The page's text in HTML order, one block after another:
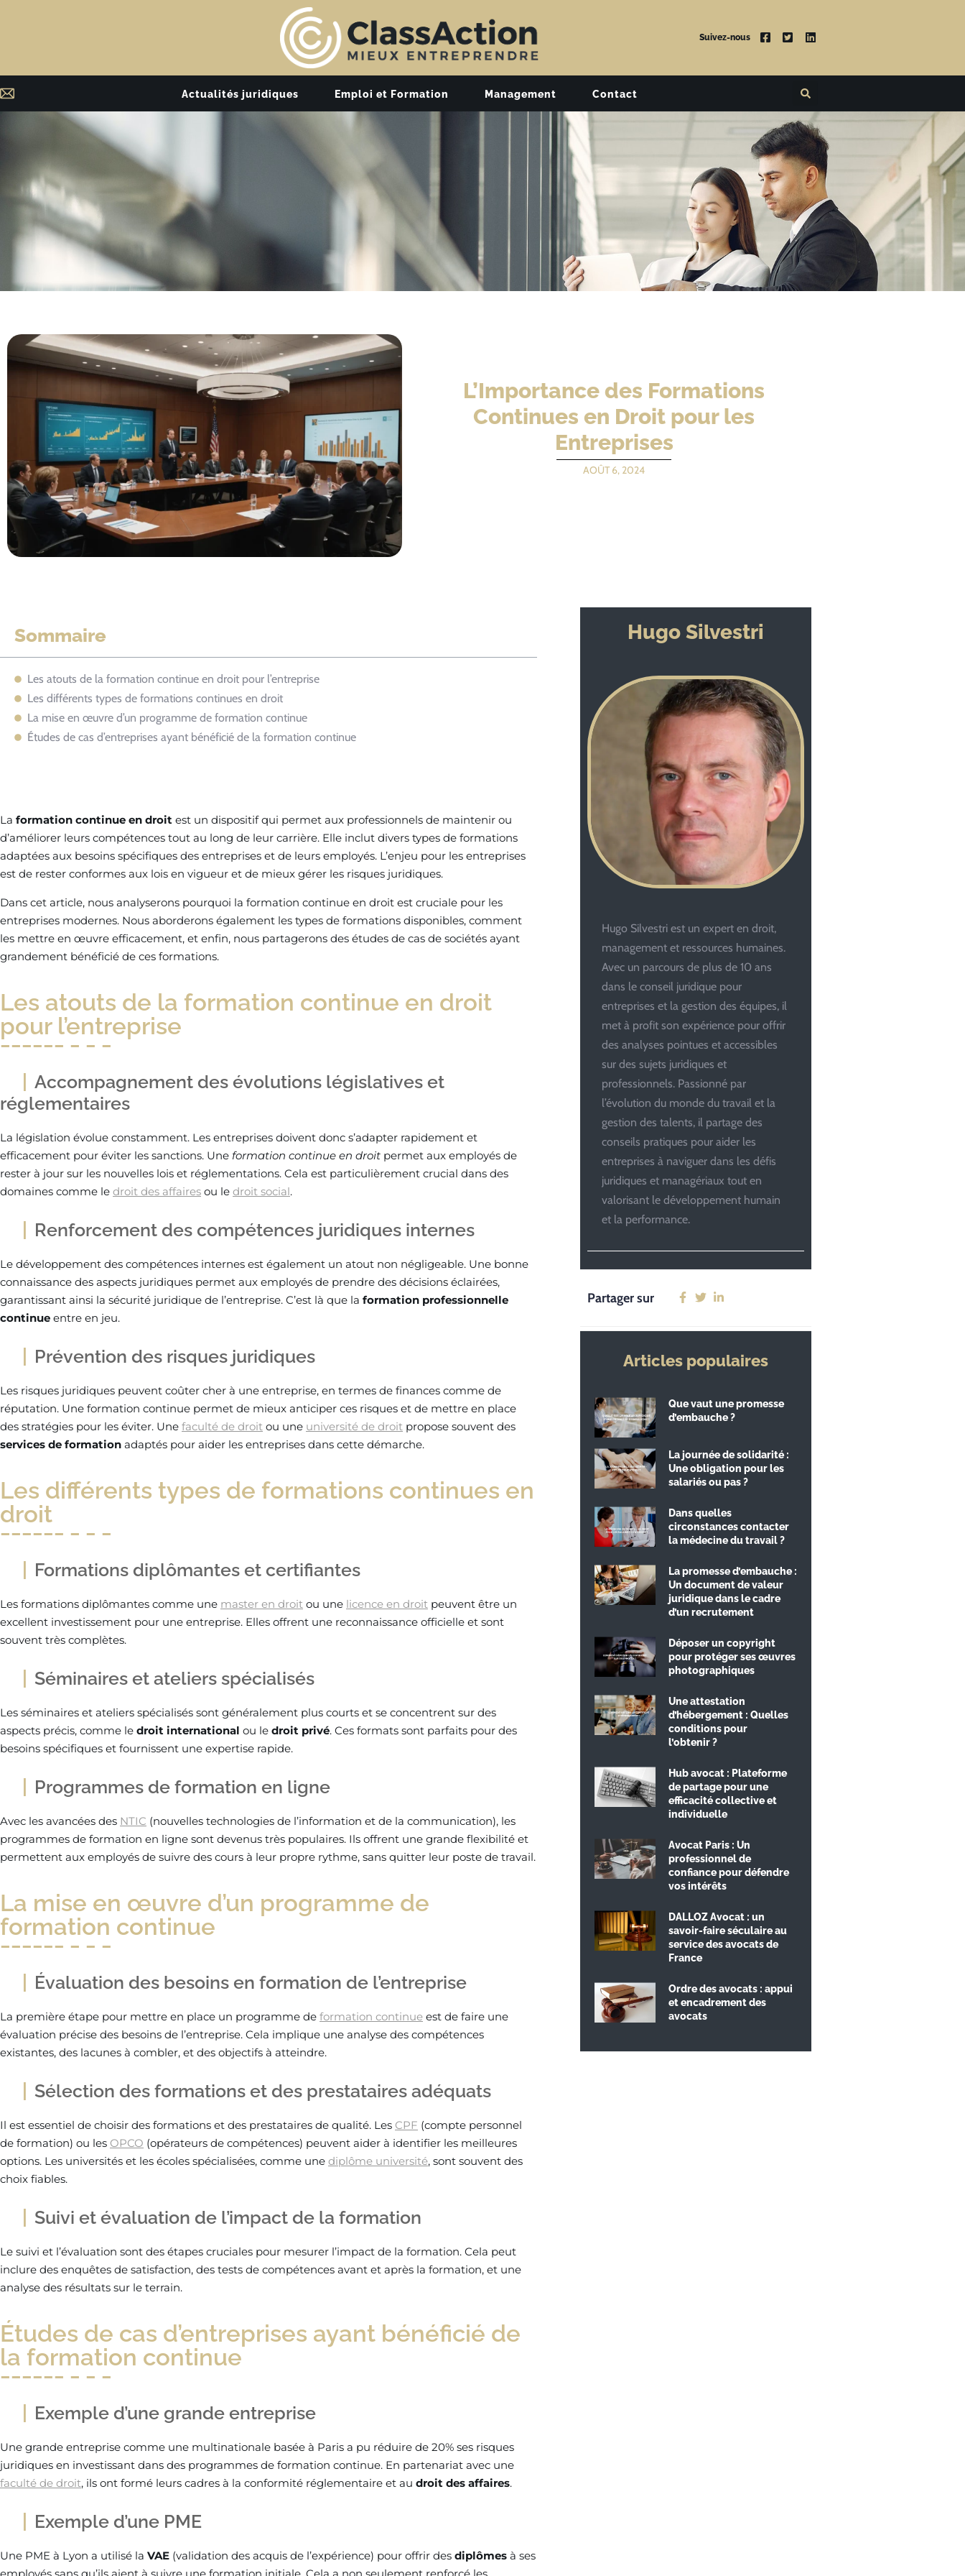
Suivez-nous
Actualités juridiques Emploi et Formation Management Contact
L’Importance des Formations
Continues en Droit pour les
Entreprises
AOÛT 6, 2024
Sommaire
Les atouts de la formation continue en droit pour l’entreprise
Les différents types de formations continues en droit
La mise en œuvre d’un programme de formation continue
Études de cas d’entreprises ayant bénéficié de la formation continue
La formation continue en droit est un dispositif qui permet aux professionnels de maintenir ou
d’améliorer leurs compétences tout au long de leur carrière. Elle inclut divers types de formations
adaptées aux besoins spécifiques des entreprises et de leurs employés. L’enjeu pour les entreprises
est de rester conformes aux lois en vigueur et de mieux gérer les risques juridiques.
Dans cet article, nous analyserons pourquoi la formation continue en droit est cruciale pour les
entreprises modernes. Nous aborderons également les types de formations disponibles, comment
les mettre en œuvre efficacement, et enfin, nous partagerons des études de cas de sociétés ayant
grandement bénéficié de ces formations.
Les atouts de la formation continue en droit
pour l’entreprise
Accompagnement des évolutions législatives et
réglementaires
La législation évolue constamment. Les entreprises doivent donc s’adapter rapidement et
efficacement pour éviter les sanctions. Une formation continue en droit permet aux employés de
rester à jour sur les nouvelles lois et réglementations. Cela est particulièrement crucial dans des
domaines comme le droit des affaires ou le droit social.
Renforcement des compétences juridiques internes
Le développement des compétences internes est également un atout non négligeable. Une bonne
connaissance des aspects juridiques permet aux employés de prendre des décisions éclairées,
garantissant ainsi la sécurité juridique de l’entreprise. C’est là que la formation professionnelle
continue entre en jeu.
Prévention des risques juridiques
Les risques juridiques peuvent coûter cher à une entreprise, en termes de finances comme de
réputation. Une formation continue permet de mieux anticiper ces risques et de mettre en place
des stratégies pour les éviter. Une faculté de droit ou une université de droit propose souvent des
services de formation adaptés pour aider les entreprises dans cette démarche.
Les différents types de formations continues en
droit
Formations diplômantes et certifiantes
Les formations diplômantes comme une master en droit ou une licence en droit peuvent être un
excellent investissement pour une entreprise. Elles offrent une reconnaissance officielle et sont
souvent très complètes.
Séminaires et ateliers spécialisés
Les séminaires et ateliers spécialisés sont généralement plus courts et se concentrent sur des
aspects précis, comme le droit international ou le droit privé. Ces formats sont parfaits pour des
besoins spécifiques et fournissent une expertise rapide.
Programmes de formation en ligne
Avec les avancées des NTIC (nouvelles technologies de l’information et de la communication), les
programmes de formation en ligne sont devenus très populaires. Ils offrent une grande flexibilité et
permettent aux employés de suivre des cours à leur propre rythme, sans quitter leur poste de travail.
La mise en œuvre d’un programme de
formation continue
Évaluation des besoins en formation de l’entreprise
La première étape pour mettre en place un programme de formation continue est de faire une
évaluation précise des besoins de l’entreprise. Cela implique une analyse des compétences
existantes, des lacunes à combler, et des objectifs à atteindre.
Sélection des formations et des prestataires adéquats
Il est essentiel de choisir des formations et des prestataires de qualité. Les CPF (compte personnel
de formation) ou les OPCO (opérateurs de compétences) peuvent aider à identifier les meilleures
options. Les universités et les écoles spécialisées, comme une diplôme université, sont souvent des
choix fiables.
Suivi et évaluation de l’impact de la formation
Le suivi et l’évaluation sont des étapes cruciales pour mesurer l’impact de la formation. Cela peut
inclure des enquêtes de satisfaction, des tests de compétences avant et après la formation, et une
analyse des résultats sur le terrain.
Études de cas d’entreprises ayant bénéficié de
la formation continue
Exemple d’une grande entreprise
Une grande entreprise comme une multinationale basée à Paris a pu réduire de 20% ses risques
juridiques en investissant dans des programmes de formation continue. En partenariat avec une
faculté de droit, ils ont formé leurs cadres à la conformité réglementaire et au droit des affaires.
Exemple d’une PME
Une PME à Lyon a utilisé la VAE (validation des acquis de l’expérience) pour offrir des diplômes à ses
Hugo Silvestri
Hugo Silvestri est un expert en droit,
management et ressources humaines.
Avec un parcours de plus de 10 ans
dans le conseil juridique pour
entreprises et la gestion des équipes, il
met à profit son expérience pour offrir
des analyses pointues et accessibles
sur des sujets juridiques et
professionnels. Passionné par
l’évolution du monde du travail et la
gestion des talents, il partage des
conseils pratiques pour aider les
entreprises à naviguer dans les défis
juridiques et managériaux tout en
valorisant le développement humain
et la performance.
Partager sur
Articles populaires
Que vaut une promesse
d’embauche ?
La journée de solidarité :
Une obligation pour les
salariés ou pas ?
Dans quelles
circonstances contacter
la médecine du travail ?
La promesse d’embauche :
Un document de valeur
juridique dans le cadre
d’un recrutement
Déposer un copyright
pour protéger ses œuvres
photographiques
Une attestation
d’hébergement : Quelles
conditions pour
l’obtenir ?
Hub avocat : Plateforme
de partage pour une
efficacité collective et
individuelle
Avocat Paris : Un
professionnel de
confiance pour défendre
vos intérêts
DALLOZ Avocat : un
savoir-faire séculaire au
service des avocats de
France
Ordre des avocats : appui
et encadrement des
avocats